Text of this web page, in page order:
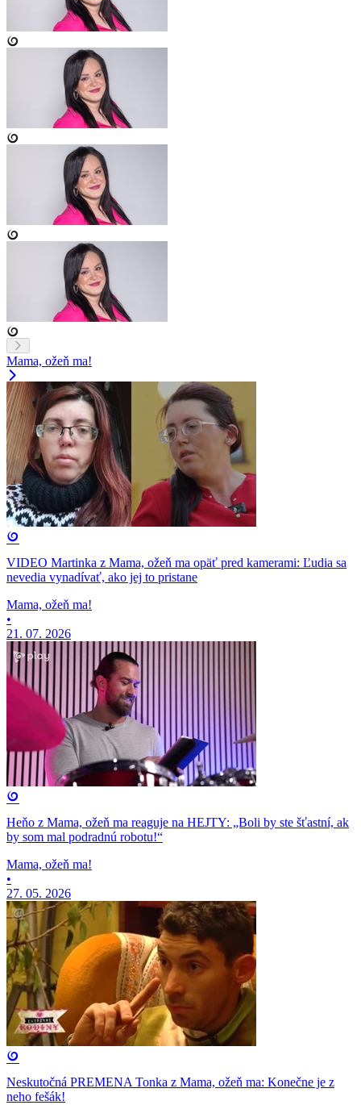
Mama, ožeň ma!
VIDEO Martinka z Mama, ožeň ma opäť pred kamerami: Ľudia sa
nevedia vynadívať, ako jej to pristane
Mama, ožeň ma!
•
21. 07. 2026
Heňo z Mama, ožeň ma reaguje na HEJTY: „Boli by ste šťastní, ak
by som mal podradnú robotu!“
Mama, ožeň ma!
•
27. 05. 2026
Neskutočná PREMENA Tonka z Mama, ožeň ma: Konečne je z
neho fešák!